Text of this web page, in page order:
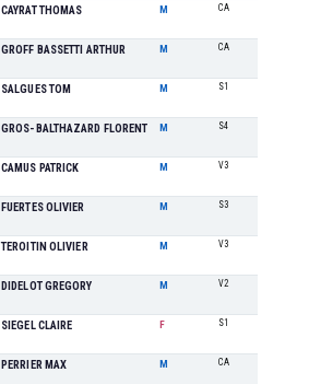
CAYRAT THOMAS M CA
GROFF BASSETTI ARTHUR M CA
SALGUES TOM M S1
GROS-BALTHAZARD FLORENT M S4
CAMUS PATRICK M V3
FUERTES OLIVIER M S3
TEROITIN OLIVIER M V3
DIDELOT GREGORY M V2
SIEGEL CLAIRE F S1
PERRIER MAX M CA